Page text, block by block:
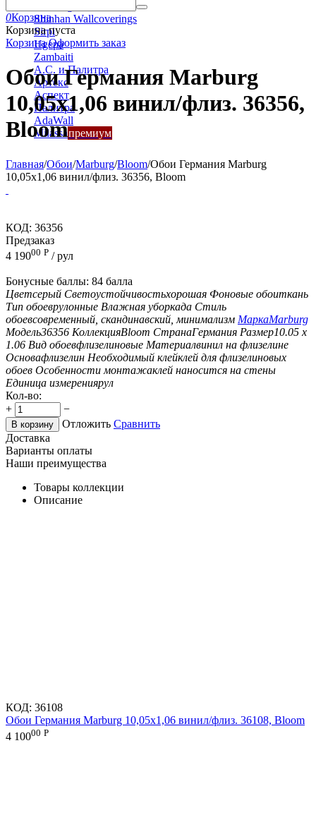
Shinhan Wallcoverings
Sirpi
Ugepa
Zambaiti
А.С. и Палитра
Артекс
Аспект
Палитра
AdaWall
Milassaпремиум
0Корзина
Корзина пуста
Корзина Оформить заказ
Обои Германия Marburg
10,05x1,06 винил/флиз. 36356,
Bloom
Главная/Обои/Marburg/Bloom/Обои Германия Marburg
10,05x1,06 винил/флиз. 36356, Bloom
КОД: 36356
Предзаказ
4 19000 Р / рул
Бонусные баллы: 84 балла
Цветсерый Светоустойчивостьхорошая Фоновые обоиткань
Тип обоеврулонные Влажная уборкада Стиль
обоевсовременный, скандинавский, минимализм МаркаMarburg
Модель36356 КоллекцияBloom СтранаГермания Размер10.05 х
1.06 Вид обоевфлизелиновые Материалвинил на флизелине
Основафлизелин Необходимый клейклей для флизелиновых
обоев Особенности монтажаклей наносится на стены
Единица измерениярул
Кол-во:
+
−
В корзину Отложить Сравнить
Доставка
Варианты оплаты
Наши преимущества
Товары коллекции
Описание
КОД: 36108
Обои Германия Marburg 10,05x1,06 винил/флиз. 36108, Bloom
4 10000 Р